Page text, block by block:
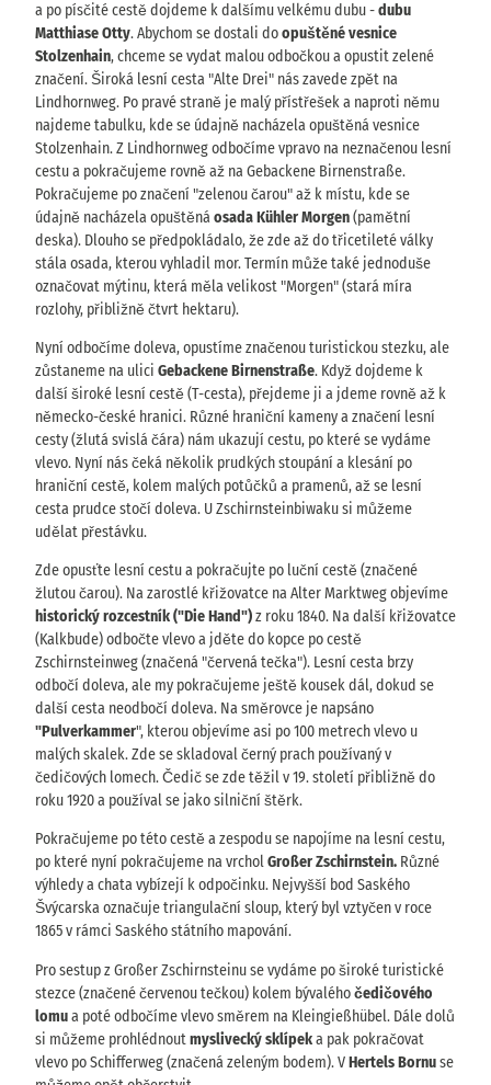
a po písčité cestě dojdeme k dalšímu velkému dubu -dubu
Matthiase Otty. Abychom se dostali doopuštěné vesnice
Stolzenhain, chceme se vydat malou odbočkou a opustit zelené
značení. Široká lesní cesta "Alte Drei" nás zavede zpět na
Lindhornweg. Po pravé straně je malý přístřešek a naproti němu
najdeme tabulku, kde se údajně nacházela opuštěná vesnice
Stolzenhain. Z Lindhornweg odbočíme vpravo na neznačenou lesní
cestu a pokračujeme rovně až na Gebackene Birnenstraße.
Pokračujeme po značení "zelenou čarou" až k místu, kde se
údajně nacházela opuštěnáosada Kühler Morgen(pamětní
deska). Dlouho se předpokládalo, že zde až do třicetileté války
stála osada, kterou vyhladil mor. Termín může také jednoduše
označovat mýtinu, která měla velikost "Morgen" (stará míra
rozlohy, přibližně čtvrt hektaru).
Nyní odbočíme doleva, opustíme značenou turistickou stezku, ale
zůstaneme na ulici Gebackene Birnenstraße. Když dojdeme k
další široké lesní cestě (T-cesta), přejdeme ji a jdeme rovně až k
německo-české hranici. Různé hraniční kameny a značení lesní
cesty (žlutá svislá čára) nám ukazují cestu, po které se vydáme
vlevo. Nyní nás čeká několik prudkých stoupání a klesání po
hraniční cestě, kolem malých potůčků a pramenů, až se lesní
cesta prudce stočí doleva. U Zschirnsteinbiwaku si můžeme
udělat přestávku.
Zde opusťte lesní cestu a pokračujte po luční cestě (značené
žlutou čarou). Na zarostlé křižovatce na Alter Marktweg objevíme
historický rozcestník ("Die Hand")z roku 1840. Na další křižovatce
(Kalkbude) odbočte vlevo a jděte do kopce po cestě
Zschirnsteinweg (značená "červená tečka"). Lesní cesta brzy
odbočí doleva, ale my pokračujeme ještě kousek dál, dokud se
další cesta neodbočí doleva. Na směrovce je napsáno
"Pulverkammer", kterou objevíme asi po 100 metrech vlevo u
malých skalek. Zde se skladoval černý prach používaný v
čedičových lomech. Čedič se zde těžil v 19. století přibližně do
roku 1920 a používal se jako silniční štěrk.
Pokračujeme po této cestě a zespodu se napojíme na lesní cestu,
po které nyní pokračujeme na vrcholGroßer Zschirnstein. Různé
výhledy a chata vybízejí k odpočinku. Nejvyšší bod Saského
Švýcarska označuje triangulační sloup, který byl vztyčen v roce
1865 v rámci Saského státního mapování.
Pro sestup z Großer Zschirnsteinu se vydáme po široké turistické
stezce (značené červenou tečkou) kolem bývaléhočedičového
lomua poté odbočíme vlevo směrem na Kleingießhübel. Dále dolů
si můžeme prohlédnoutmyslivecký sklípeka pak pokračovat
vlevo po Schifferweg (značená zeleným bodem). VHertels Bornuse